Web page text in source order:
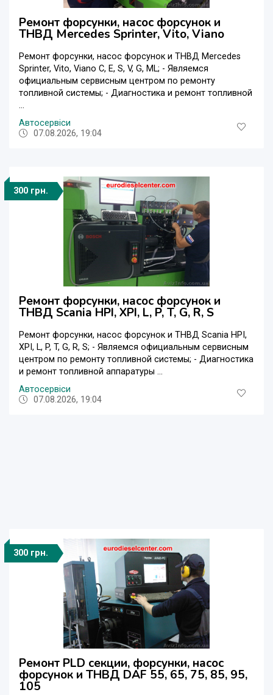
Ремонт форсунки, насос форсунок и
ТНВД Mercedes Sprinter, Vito, Viano
Ремонт форсунки, насос форсунок и ТНВД Mercedes
Sprinter, Vito, Viano C, E, S, V, G, ML; - Являемся
официальным сервисным центром по ремонту
топливной системы; - Диагностика и ремонт топливной
...
Автосервіси
07.08.2026, 19:04
300 грн.
Ремонт форсунки, насос форсунок и
ТНВД Scania HPI, XPI, L, P, T, G, R, S
Ремонт форсунки, насос форсунок и ТНВД Scania HPI,
XPI, L, P, T, G, R, S; - Являемся официальным сервисным
центром по ремонту топливной системы; - Диагностика
и ремонт топливной аппаратуры ...
Автосервіси
07.08.2026, 19:04
300 грн.
Ремонт PLD секции, форсунки, насос
форсунок и ТНВД DAF 55, 65, 75, 85, 95,
105